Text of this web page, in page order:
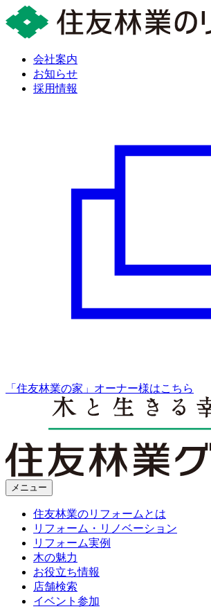
会社案内
お知らせ
採用情報
「住友林業の家」オーナー様はこちら
メニュー
住友林業のリフォームとは
リフォーム・リノベーション
リフォーム実例
木の魅力
お役立ち情報
店舗検索
イベント参加